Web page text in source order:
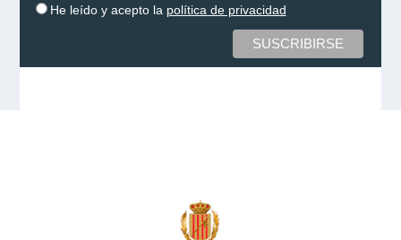
He leído y acepto la política de privacidad